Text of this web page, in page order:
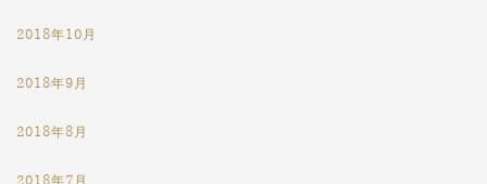
2018年10月
2018年9月
2018年8月
2018年7月